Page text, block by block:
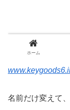
名前だけ変えて